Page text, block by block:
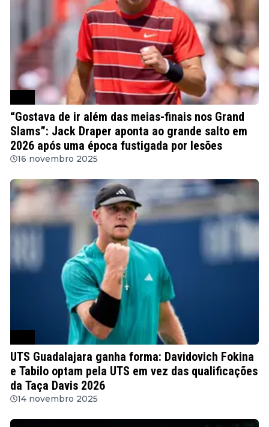
“Gostava de ir além das meias-finais nos Grand
Slams”: Jack Draper aponta ao grande salto em
2026 após uma época fustigada por lesões
16 novembro 2025
UTS Guadalajara ganha forma: Davidovich Fokina
e Tabilo optam pela UTS em vez das qualificações
da Taça Davis 2026
14 novembro 2025